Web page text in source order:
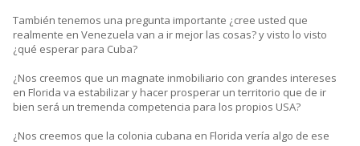
También tenemos una pregunta importante ¿cree usted que
realmente en Venezuela van a ir mejor las cosas? y visto lo visto
¿qué esperar para Cuba?
¿Nos creemos que un magnate inmobiliario con grandes intereses
en Florida va estabilizar y hacer prosperar un territorio que de ir
bien será un tremenda competencia para los propios USA?
¿Nos creemos que la colonia cubana en Florida vería algo de ese